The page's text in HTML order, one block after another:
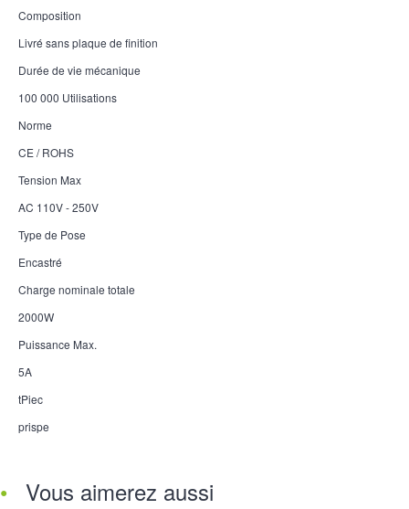
Composition
Livré sans plaque de finition
Durée de vie mécanique
100 000 Utilisations
Norme
CE / ROHS
Tension Max
AC 110V - 250V
Type de Pose
Encastré
Charge nominale totale
2000W
Puissance Max.
5A
tPiec
prispe
Vous aimerez aussi